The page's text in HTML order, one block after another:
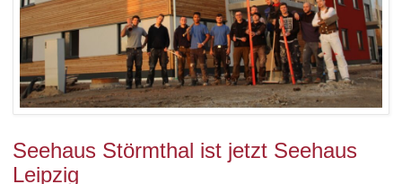
Seehaus Störmthal ist jetzt Seehaus
Leipzig